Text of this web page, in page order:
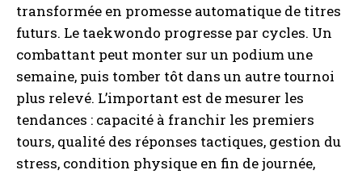
transformée en promesse automatique de titres
futurs. Le taekwondo progresse par cycles. Un
combattant peut monter sur un podium une
semaine, puis tomber tôt dans un autre tournoi
plus relevé. L’important est de mesurer les
tendances : capacité à franchir les premiers
tours, qualité des réponses tactiques, gestion du
stress, condition physique en fin de journée,